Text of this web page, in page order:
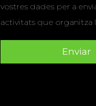
vostres dades per a
activitats que organitza